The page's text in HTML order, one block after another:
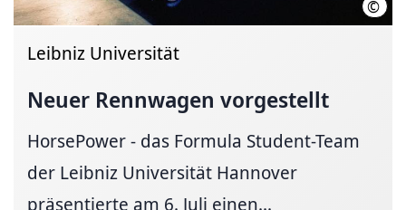
©
Leibniz Universität
Neuer Rennwagen vorgestellt
HorsePower - das Formula Student-Team
der Leibniz Universität Hannover
präsentierte am 6. Juli einen...